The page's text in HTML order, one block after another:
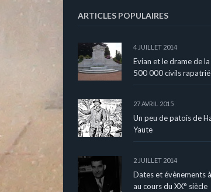
ARTICLES POPULAIRES
4 JUILLET 2014
Evian et le drame de
500 000 civils
27 AVRIL 2015
Un peu de patois de
Yaute
2 JUILLET 2014
Dates et évènements
au cours du XX° siècle